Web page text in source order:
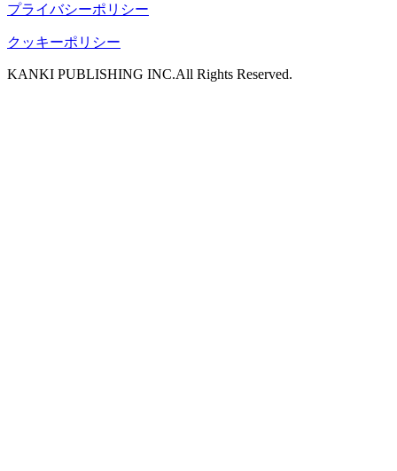
プライバシーポリシー
クッキーポリシー
KANKI PUBLISHING INC.All Rights Reserved.